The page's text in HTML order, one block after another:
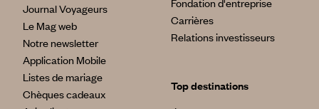
Journal Voyageurs
Le Mag web
Notre newsletter
Application Mobile
Listes de mariage
Chèques cadeaux
Carrières
Relations investisseurs
Top destinations